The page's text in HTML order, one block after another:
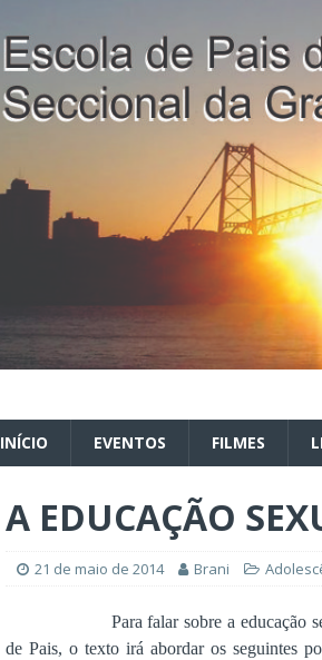
INÍCIO EVENTOS FILMES
A EDUCAÇÃO
21 de maio de 2014 Brani
Para falar sobre a educação
de Pais, o texto irá abordar os seguintes